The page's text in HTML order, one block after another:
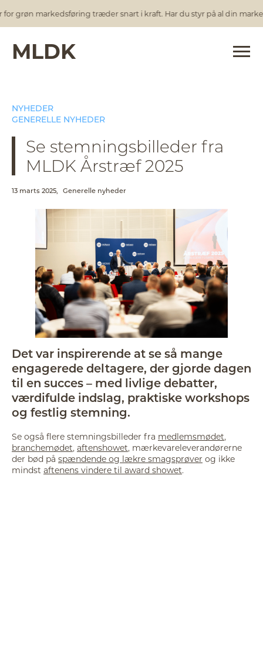
grøn markedsføring træder snart i kraft. Har du styr på al din
MLDK
NYHEDER
GENERELLE NYHEDER
Se stemningsbilleder fra
MLDK Årstræf 2025
13 marts 2025, Generelle nyheder
Det var inspirerende at se så mange
engagerede deltagere, der gjorde dagen
til en succes – med livlige debatter,
værdifulde indslag, praktiske workshops
og festlig stemning.
Se også flere stemningsbilleder fra medlemsmødet,
branchemødet, aftenshowet, mærkevareleverandørerne
der bød på spændende og lækre smagsprøver og ikke
mindst aftenens vindere til award showet.